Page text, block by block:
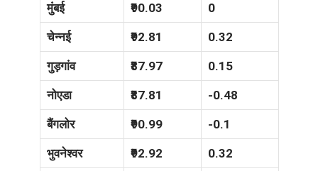
मुंबई ₹90.03 0
चेन्नई ₹92.81 0.32
गुड़गांव ₹87.97 0.15
नोएडा ₹87.81 -0.48
बैंगलोर ₹90.99 -0.1
भुवनेश्वर ₹92.92 0.32